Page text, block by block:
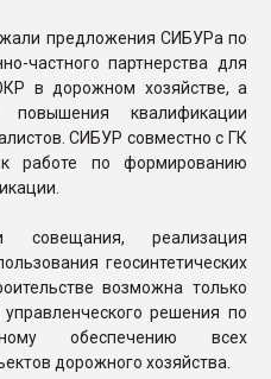
предложения СИБУРа по
частного партнерства для
в дорожном хозяйстве, а
квалификации
СИБУР совместно с ГК
работе по формированию
совещания, реализация
геосинтетических
возможна только
решения по
обеспечению всех
дорожного хозяйства.